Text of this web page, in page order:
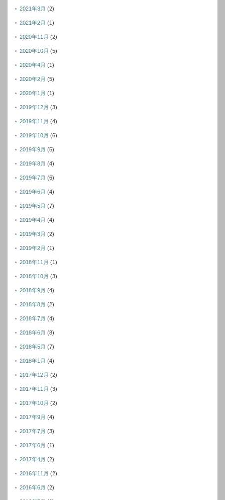
2021年3月 (2)
2021年2月 (1)
2020年11月 (2)
2020年10月 (5)
2020年4月 (1)
2020年2月 (5)
2020年1月 (1)
2019年12月 (3)
2019年11月 (4)
2019年10月 (6)
2019年9月 (5)
2019年8月 (4)
2019年7月 (6)
2019年6月 (4)
2019年5月 (7)
2019年4月 (4)
2019年3月 (2)
2019年2月 (1)
2018年11月 (1)
2018年10月 (3)
2018年9月 (4)
2018年8月 (2)
2018年7月 (4)
2018年6月 (8)
2018年5月 (7)
2018年1月 (4)
2017年12月 (2)
2017年11月 (3)
2017年10月 (2)
2017年9月 (4)
2017年7月 (3)
2017年6月 (1)
2017年4月 (2)
2016年11月 (2)
2016年6月 (2)